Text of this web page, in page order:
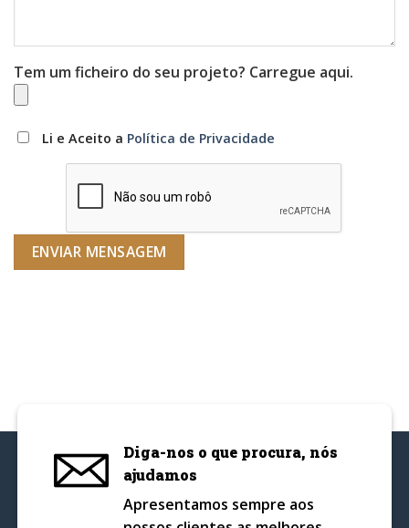
Tem um ficheiro do seu projeto? Carregue aqui.
Li e Aceito a Política de Privacidade
Diga-nos o que procura, nós
ajudamos
Apresentamos sempre aos